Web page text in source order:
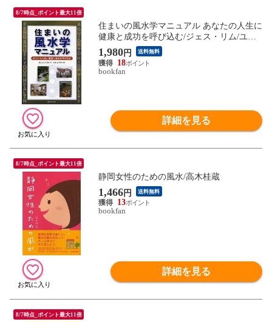
8/7時点_ポイント最大11倍
住まいの風水学マニュアル あなたの人生に
健康と成功を呼び込む/ジェス・リム/ユ
キ・シマダ
1,980円 送料無料
18
bookfan
詳細を見る
8/7時点_ポイント最大11倍
静岡女性のための風水/高木桂蔵
1,466円 送料無料
13
bookfan
詳細を見る
8/7時点_ポイント最大11倍